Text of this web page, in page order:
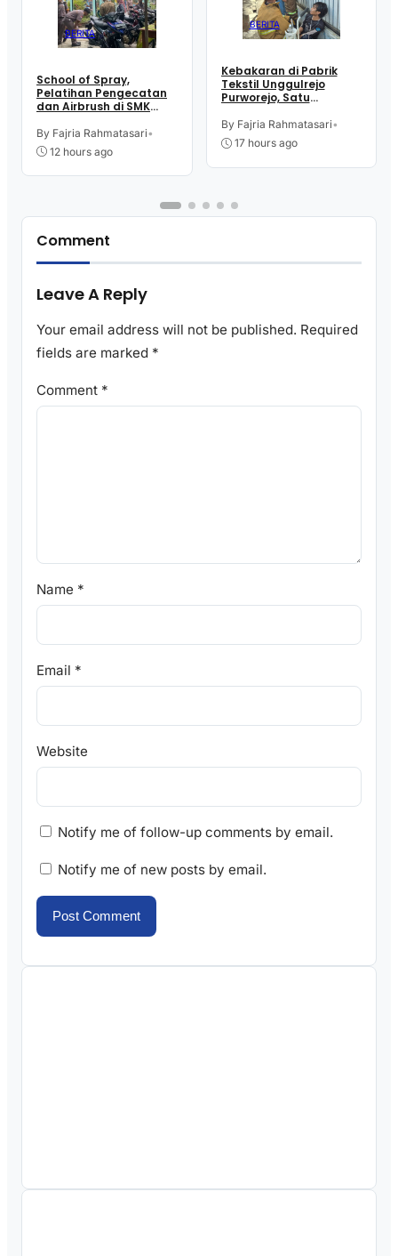
BERITA
School of Spray,
Pelatihan Pengecatan
dan Airbrush di SMK
Kutoarjo
By Fajria Rahmatasari•
12 hours ago
BERITA
Kebakaran di Pabrik
Tekstil Unggulrejo
Purworejo, Satu
Tulang, Petugas
Damkar Sesak Nafas
By Fajria Rahmatasari•
17 hours ago
Comment
Leave A Reply
Your email address will not be published. Required
fields are marked *
Comment *
Name *
Email *
Website
Notify me of follow-up comments by email.
Notify me of new posts by email.